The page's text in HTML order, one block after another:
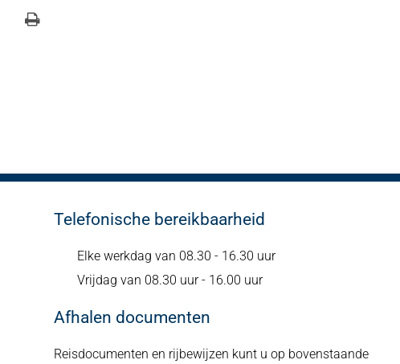
Telefonische bereikbaarheid
Elke werkdag van 08.30 - 16.30 uur
Vrijdag van 08.30 uur - 16.00 uur
Afhalen documenten
Reisdocumenten en rijbewijzen kunt u op bovenstaande